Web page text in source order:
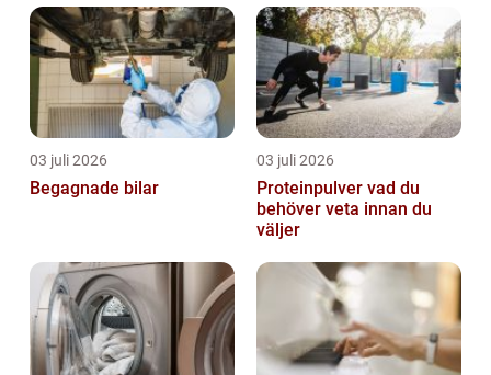
03 juli 2026
Begagnade bilar
03 juli 2026
Proteinpulver vad du
behöver veta innan du
väljer